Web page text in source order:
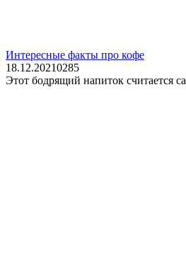
Интересные факты про кофе
18.12.20210285
Этот бодрящий напиток считается